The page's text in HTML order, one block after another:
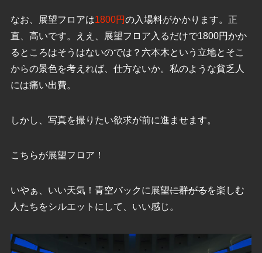
なお、展望フロアは1800円の入場料がかかります。正
直、高いです。ええ、展望フロア入るだけで1800円かか
るところはそうはないのでは？六本木という立地とそこ
からの景色を考えれば、仕方ないか。私のような貧乏人
には痛い出費。
しかし、写真を撮りたい欲求が前に進ませます。
こちらが展望フロア！
いやぁ、いい天気！青空バックに展望に群がるを楽しむ
人たちをシルエットにして、いい感じ。